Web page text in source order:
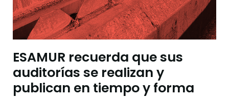
ESAMUR recuerda que sus
auditorías se realizan y
publican en tiempo y forma